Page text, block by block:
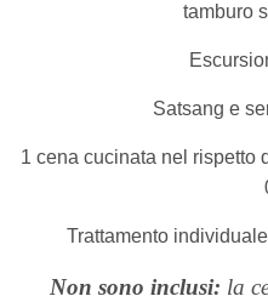
tamburo
Satsang e
1 cena cucinata nel rispetto
Trattamento
Non sono inclusi: la